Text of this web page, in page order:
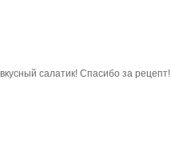
салатик! Спасибо за рецепт!